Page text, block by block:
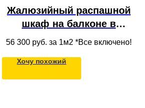
Жалюзийный распашной
шкаф на балконе в
потолок с полками из
одежды
56 300 руб. за 1м2 *Все включено!
Хочу похожий